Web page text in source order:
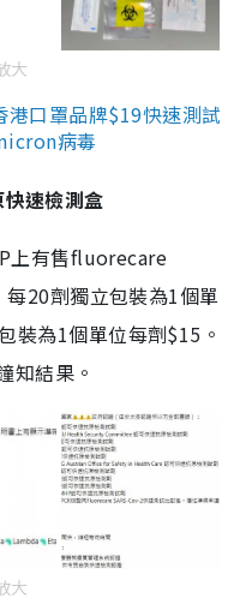
大
口罩品牌$19快速測試
病毒
速檢測盒
上有售fluorecare
20劑獨立包裝為1個單
裝為1個單位每劑$15。
知結果。
大